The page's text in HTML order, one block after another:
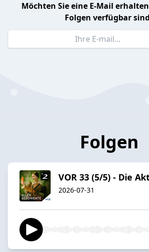
Möchten Sie eine E-Mail
Folgen verfügbar
Folgen
VOR 33 (5/5) - Die
2026-07-31